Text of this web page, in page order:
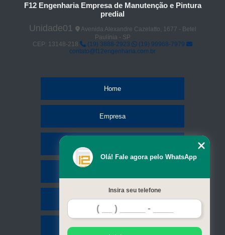
F12 Engenharia Empresa de Manutenção e Pintura
predial
Unidade01
Avenida Alexandre Cazelatto, 1677 - Betel
Paulínia - SP
CEP: 13148-218
(19) 3888-2923
(19) 99968-7979
contato@f12engenharia.com.br
Home
Empresa
Contato
Mapa do site
Olá! Fale agora pelo WhatsApp
Insira seu telefone